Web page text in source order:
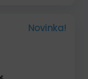
Novinka!